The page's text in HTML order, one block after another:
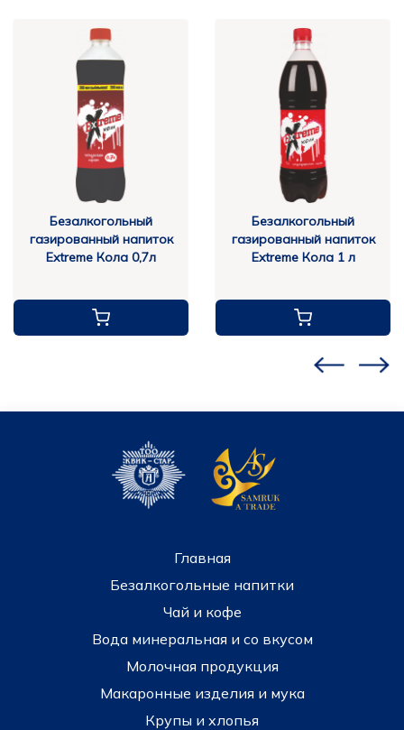
Безалкогольный
газированный напиток
Extreme Кола 0,7л
Безалкогольный
газированный напиток
Extreme Кола 1 л
Главная
Безалкогольные напитки
Чай и кофе
Вода минеральная и со вкусом
Молочная продукция
Макаронные изделия и мука
Крупы и хлопья